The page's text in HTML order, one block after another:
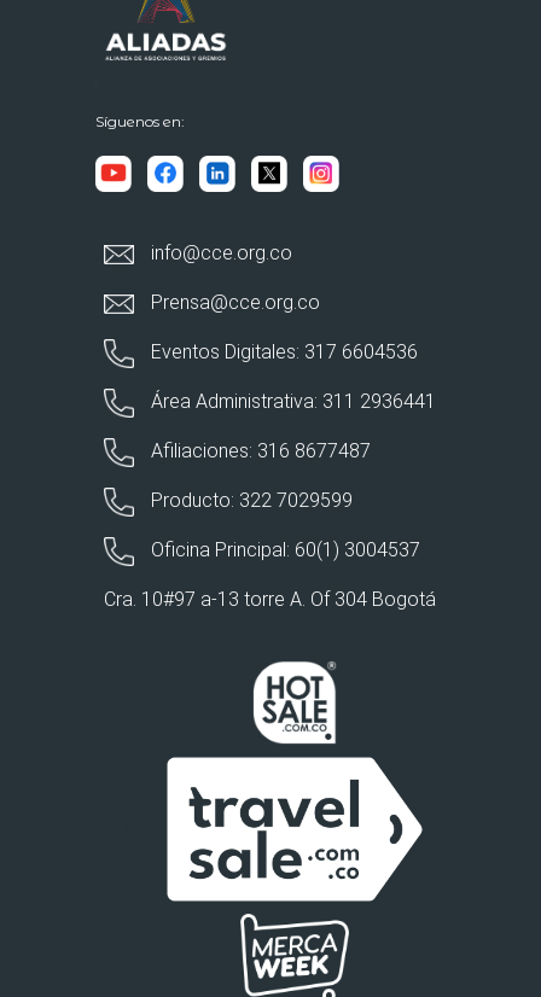
Síguenos en:
info@cce.org.co
Prensa@cce.org.co
Eventos Digitales: 317 6604536
Área Administrativa: 311 2936441
Afiliaciones: 316 8677487
Producto: 322 7029599
Oficina Principal: 60(1) 3004537
Cra. 10#97 a-13 torre A. Of 304 Bogotá